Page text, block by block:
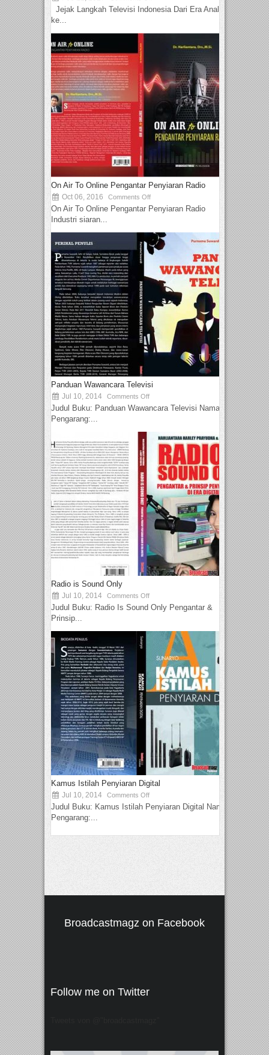
Jejak Langkah Televisi Indonesia Dari Era Analog
ke...
On Air To Online Pengantar Penyiaran Radio
Oct 06, 2016 Comments Off
On Air To Online Pengantar Penyiaran Radio
Industri siaran...
Panduan Wawancara Televisi
Jul 10, 2014 Comments Off
Judul Buku: Panduan Wawancara Televisi Nama
Pengarang:...
Radio is Sound Only
Jul 10, 2014 Comments Off
Judul Buku: Radio Is Sound Only Pengantar &
Prinsip...
Kamus Istilah Penyiaran Digital
Jul 10, 2014 Comments Off
Judul Buku: Kamus Istilah Penyiaran Digital Nama
Pengarang:...
Broadcastmagz on Facebook
Follow me on Twitter